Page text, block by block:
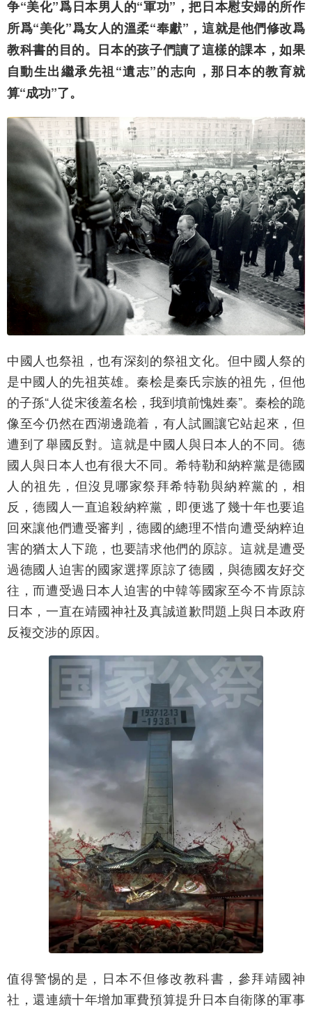
争“美化”爲日本男人的“軍功”，把日本慰安婦的所作
所爲“美化”爲女人的溫柔“奉獻”，這就是他們修改爲
教科書的目的。日本的孩子們讀了這樣的課本，如果
自動生出繼承先祖“遺志”的志向，那日本的教育就
算“成功”了。
中國人也祭祖，也有深刻的祭祖文化。但中國人祭的
是中國人的先祖英雄。秦桧是秦氏宗族的祖先，但他
的子孫“人從宋後羞名桧，我到墳前愧姓秦”。秦桧的跪
像至今仍然在西湖邊跪着，有人試圖讓它站起來，但
遭到了舉國反對。這就是中國人與日本人的不同。德
國人與日本人也有很大不同。希特勒和納粹黨是德國
人的祖先，但沒見哪家祭拜希特勒與納粹黨的，相
反，德國人一直追殺納粹黨，即便逃了幾十年也要追
回來讓他們遭受審判，德國的總理不惜向遭受納粹迫
害的猶太人下跪，也要請求他們的原諒。這就是遭受
過德國人迫害的國家選擇原諒了德國，與德國友好交
往，而遭受過日本人迫害的中韓等國家至今不肯原諒
日本，一直在靖國神社及真誠道歉問題上與日本政府
反複交涉的原因。
值得警惕的是，日本不但修改教科書，參拜靖國神
社，還連續十年增加軍費預算提升日本自衛隊的軍事